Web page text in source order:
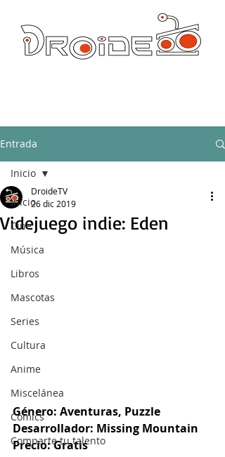
Entrada
Inicio
Cine
Música
Libros
Mascotas
Series
Cultura
Anime
Miscelánea
Cómics
Comparte tu talento
Inicio
Videjuego indie: Eden
DroideTV
26 dic 2019
Género: Aventuras, Puzzle
Desarrollador: Missing Mountain
Precio: Gratis